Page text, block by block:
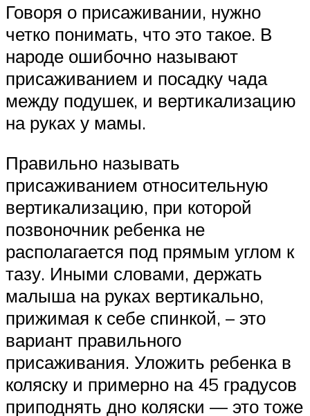
Говоря о присаживании, нужно
четко понимать, что это такое. В
народе ошибочно называют
присаживанием и посадку чада
между подушек, и вертикализацию
на руках у мамы.
Правильно называть
присаживанием относительную
вертикализацию, при которой
позвоночник ребенка не
располагается под прямым углом к
тазу. Иными словами, держать
малыша на руках вертикально,
прижимая к себе спинкой, – это
вариант правильного
присаживания. Уложить ребенка в
коляску и примерно на 45 градусов
приподнять дно коляски — это тоже